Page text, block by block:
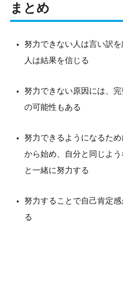
まとめ
努力できない人は言い訳
人は結果を信じる
努力できない原因には、
の可能性もある
努力できるようになるた
から始め、自分と同じよ
と一緒に努力する
努力することで自己肯定
る